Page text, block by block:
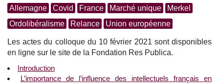
Allemagne Covid France Marché unique
Merkel
Ordolibéralisme
Relance Union européenne
Les actes du colloque du 10 février 2021 sont disponibles
en ligne sur le site de la Fondation Res Publica.
Introduction
L’importance de l’influence des intellectuels français en